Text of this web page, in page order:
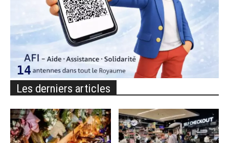
Les derniers articles